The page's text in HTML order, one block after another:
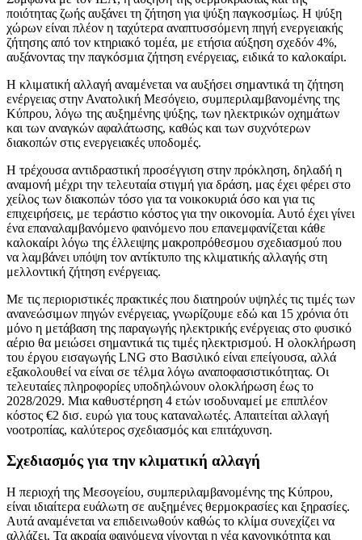
ποιότητας ζωής αυξάνει τη ζήτηση για ψύξη παγκοσμίως. Η ψύξη
χώρων είναι πλέον η ταχύτερα αναπτυσσόμενη πηγή ενεργειακής
ζήτησης από τον κτηριακό τομέα, με ετήσια αύξηση σχεδόν 4%,
αυξάνοντας την παγκόσμια ζήτηση ενέργειας, ειδικά το καλοκαίρι.
Η κλιματική αλλαγή αναμένεται να αυξήσει σημαντικά τη ζήτηση
ενέργειας στην Ανατολική Μεσόγειο, συμπεριλαμβανομένης της
Κύπρου, λόγω της αυξημένης ψύξης, των ηλεκτρικών οχημάτων
και των αναγκών αφαλάτωσης, καθώς και των συχνότερων
διακοπών στις ενεργειακές υποδομές.
Η τρέχουσα αντιδραστική προσέγγιση στην πρόκληση, δηλαδή η
αναμονή μέχρι την τελευταία στιγμή για δράση, μας έχει φέρει στο
χείλος των διακοπών τόσο για τα νοικοκυριά όσο και για τις
επιχειρήσεις, με τεράστιο κόστος για την οικονομία. Αυτό έχει γίνει
ένα επαναλαμβανόμενο φαινόμενο που επανεμφανίζεται κάθε
καλοκαίρι λόγω της έλλειψης μακροπρόθεσμου σχεδιασμού που
να λαμβάνει υπόψη τον αντίκτυπο της κλιματικής αλλαγής στη
μελλοντική ζήτηση ενέργειας.
Με τις περιοριστικές πρακτικές που διατηρούν υψηλές τις τιμές των
ανανεώσιμων πηγών ενέργειας, γνωρίζουμε εδώ και 15 χρόνια ότι
μόνο η μετάβαση της παραγωγής ηλεκτρικής ενέργειας στο φυσικό
αέριο θα μειώσει σημαντικά τις τιμές ηλεκτρισμού. Η ολοκλήρωση
του έργου εισαγωγής LNG στο Βασιλικό είναι επείγουσα, αλλά
εξακολουθεί να είναι σε τέλμα λόγω αναποφασιστικότητας. Οι
τελευταίες πληροφορίες υποδηλώνουν ολοκλήρωση έως το
2028/2029. Μια καθυστέρηση 4 ετών ισοδυναμεί με επιπλέον
κόστος €2 δισ. ευρώ για τους καταναλωτές. Απαιτείται αλλαγή
νοοτροπίας, καλύτερος σχεδιασμός και επιτάχυνση.
Σχεδιασμός για την κλιματική αλλαγή
Η περιοχή της Μεσογείου, συμπεριλαμβανομένης της Κύπρου,
είναι ιδιαίτερα ευάλωτη σε αυξημένες θερμοκρασίες και ξηρασίες.
Αυτά αναμένεται να επιδεινωθούν καθώς το κλίμα συνεχίζει να
αλλάζει. Τα ακραία φαινόμενα γίνονται η νέα κανονικότητα και